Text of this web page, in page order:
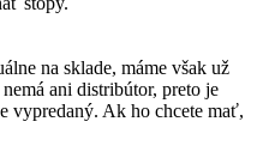
na sklade, máme však už
ani distribútor, preto je
vypredaný. Ak ho chcete mať,